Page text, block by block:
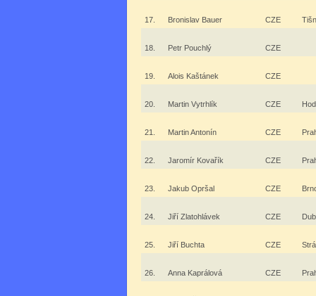
17. Bronislav Bauer CZE
18. Petr Pouchlý CZE
19. Alois Kaštánek CZE
20. Martin Vytrhlík CZE
21. Martin Antonín CZE
22. Jaromír Kovařík CZE
23. Jakub Opršal CZE
24. Jiří Zlatohlávek CZE
25. Jiří Buchta CZE
26. Anna Kaprálová CZE